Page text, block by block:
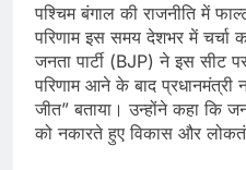
पश्चिम बंगाल की राजनीति में
परिणाम इस समय देशभर में चर्चा
जनता पार्टी (BJP) ने इस सीट
परिणाम आने के बाद प्रधानमंत्री
जीत” बताया। उन्होंने कहा कि
को नकारते हुए विकास और